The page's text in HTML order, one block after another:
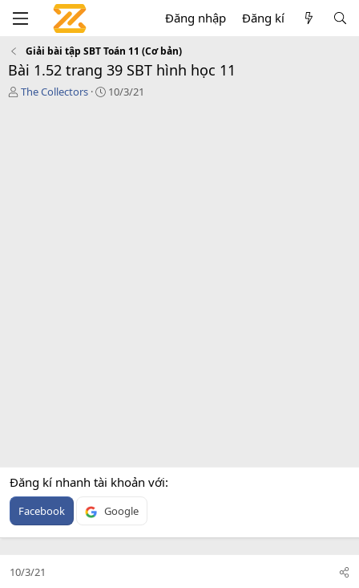
Đăng nhập Đăng kí
Giải bài tập SBT Toán 11 (Cơ bản)
Bài 1.52 trang 39 SBT hình học 11
T
The Collectors
C10/3/21
Đăng kí nhanh tài khoản với
Facebook Google
10/3/21